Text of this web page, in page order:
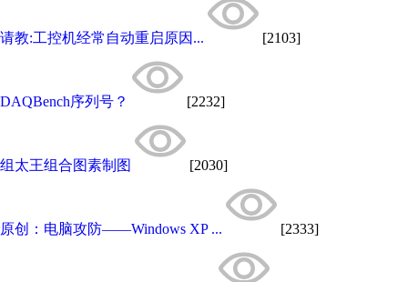
请教:工控机经常自动重启原因... [2103]
DAQBench序列号？ [2232]
组太王组合图素制图 [2030]
原创：电脑攻防——Windows XP ... [2333]